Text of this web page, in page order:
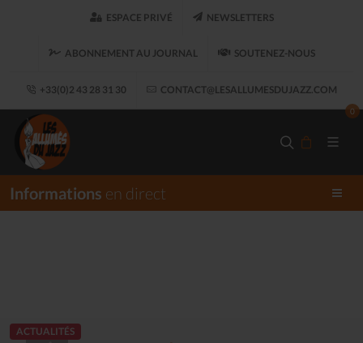
ESPACE PRIVÉ NEWSLETTERS
ABONNEMENT AU JOURNAL SOUTENEZ-NOUS
+33(0)2 43 28 31 30 CONTACT@LESALLUMESDUJAZZ.COM
0
Informations en direct
ACTUALITÉS